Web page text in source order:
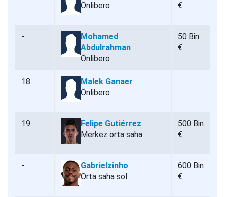
Önlibero
€
-
Mohamed
Abdulrahman
Önlibero
50 Bin
€
18
Malek Ganaer
Önlibero
19
Felipe Gutiérrez
Merkez orta saha
500 Bin
€
-
Gabrielzinho
Orta saha sol
600 Bin
€